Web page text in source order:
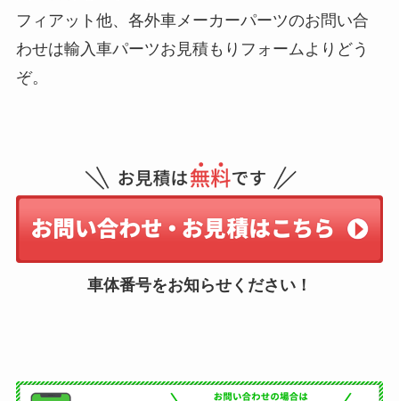
フィアット他、各外車メーカーパーツのお問い合
わせは輸入車パーツお見積もりフォームよりどう
ぞ。
車体番号をお知らせください！